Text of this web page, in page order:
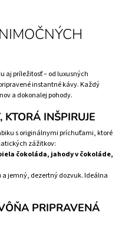
aj príležitosť – od luxusných
instantné kávy. Každý
a dokonalej pohody.
KTORÁ INŠPIRUJE
s originálnymi príchuťami, ktoré
zážitkov:
čokoláda, jahody v čokoláde,
jemný, dezertný dozvuk. Ideálna
PRIPRAVENÁ